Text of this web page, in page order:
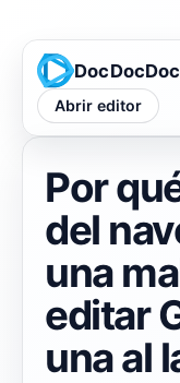
DocDocDoc
Abrir editor
Por
del
una
editar
una al